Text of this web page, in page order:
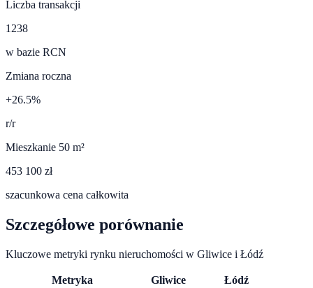
Liczba transakcji
1238
w bazie RCN
Zmiana roczna
+26.5%
r/r
Mieszkanie 50 m²
453 100 zł
szacunkowa cena całkowita
Szczegółowe porównanie
Kluczowe metryki rynku nieruchomości w Gliwice i Łódź
Metryka Gliwice
Łódź